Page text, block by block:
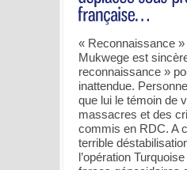
« Reconnaissance
Mukwege est
reconnaissance »
inattendue.
que lui le témoin de
massacres et des
commis en RDC. A
terrible
l’opération